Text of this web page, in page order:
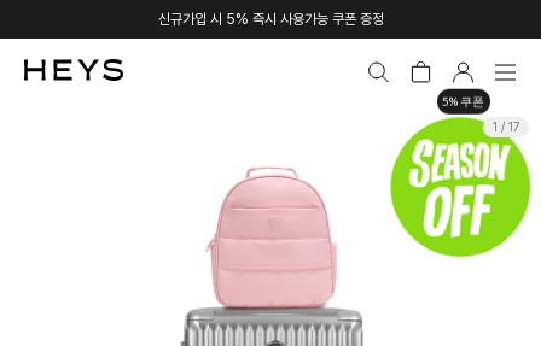
신규가입 시 5% 즉시 사용가능 쿠폰 증정
5% 쿠폰
1 / 17